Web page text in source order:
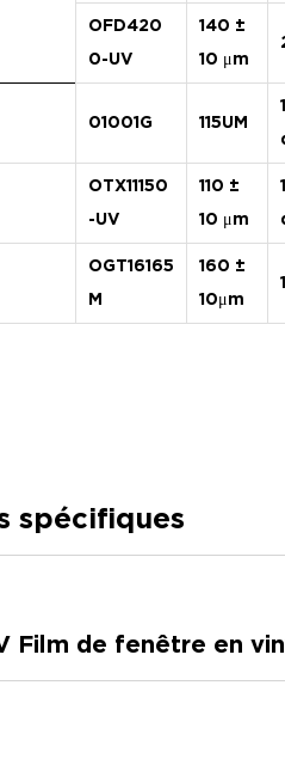
OFD420
0-UV
140 ±
10 μm
01001G 115UM
OTX11150
-UV
110 ±
10 μm
OGT16165
M
160 ±
10μm
spécifiques
Film de fenêtre en